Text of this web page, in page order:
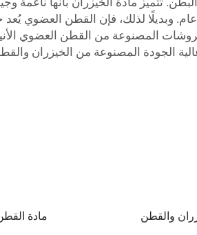
لذلك، فإن القطن العضوي يُعد
المصنوعة من القطن العضوي
الجودة المصنوعة من الخيزران
والقطن
مادة